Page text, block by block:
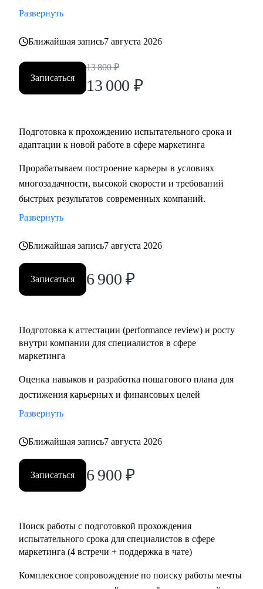
Развернуть
Ближайшая запись7 августа 2026
Записаться
13 800 ₽
13 000 ₽
Подготовка к прохождению испытательного срока и
адаптации к новой работе в сфере маркетинга
Прорабатываем построение карьеры в условиях
многозадачности, высокой скорости и требований
быстрых результатов современных компаний.
Развернуть
Ближайшая запись7 августа 2026
Записаться 6 900 ₽
Подготовка к аттестации (performance review) и росту
внутри компании для специалистов в сфере
маркетинга
Оценка навыков и разработка пошагового плана для
достижения карьерных и финансовых целей
Развернуть
Ближайшая запись7 августа 2026
Записаться 6 900 ₽
Поиск работы с подготовкой прохождения
испытательного срока для специалистов в сфере
маркетинга (4 встречи + поддержка в чате)
Комплексное сопровождение по поиску работы мечты